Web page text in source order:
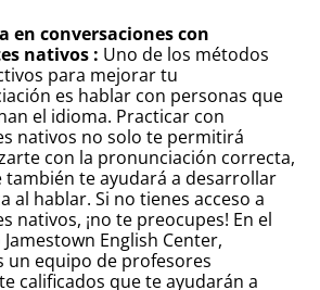
en conversaciones con
nativos : Uno de los métodos
para mejorar tu
es hablar con personas que
el idioma. Practicar con
nativos no solo te permitirá
con la pronunciación correcta,
también te ayudará a desarrollar
al hablar. Si no tienes acceso a
nativos, ¡no te preocupes! En el
English Center,
un equipo de profesores
calificados que te ayudarán a